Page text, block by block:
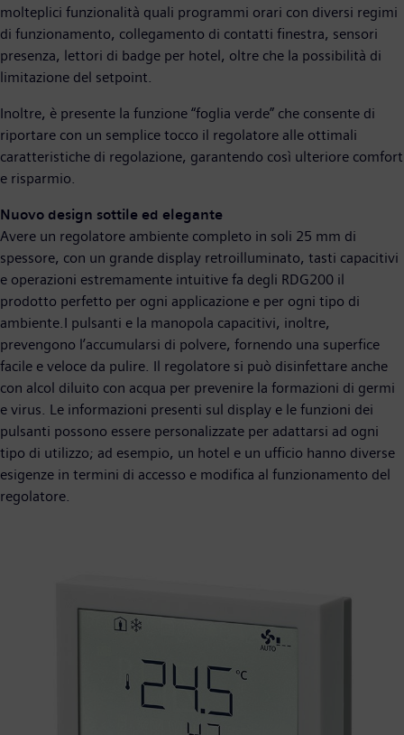
molteplici funzionalità quali programmi orari con diversi regimi
di funzionamento, collegamento di contatti finestra, sensori
presenza, lettori di badge per hotel, oltre che la possibilità di
limitazione del setpoint.
Inoltre, è presente la funzione “foglia verde” che consente di
riportare con un semplice tocco il regolatore alle ottimali
caratteristiche di regolazione, garantendo così ulteriore comfort
e risparmio.
Nuovo design sottile ed elegante
Avere un regolatore ambiente completo in soli 25 mm di
spessore, con un grande display retroilluminato, tasti capacitivi
e operazioni estremamente intuitive fa degli RDG200 il
prodotto perfetto per ogni applicazione e per ogni tipo di
ambiente.I pulsanti e la manopola capacitivi, inoltre,
prevengono l’accumularsi di polvere, fornendo una superfice
facile e veloce da pulire. Il regolatore si può disinfettare anche
con alcol diluito con acqua per prevenire la formazioni di germi
e virus. Le informazioni presenti sul display e le funzioni dei
pulsanti possono essere personalizzate per adattarsi ad ogni
tipo di utilizzo; ad esempio, un hotel e un ufficio hanno diverse
esigenze in termini di accesso e modifica al funzionamento del
regolatore.